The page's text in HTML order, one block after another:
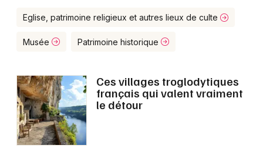
Concerts
Sports
Soirées
Mulhouse
Montpellier
Nice
Paris
Strasbourg
Eglise, patrimoine religieux et autres lieux de culte
Musée Patrimoine historique
Ces villages troglodytiques
français qui valent vraiment
le détour